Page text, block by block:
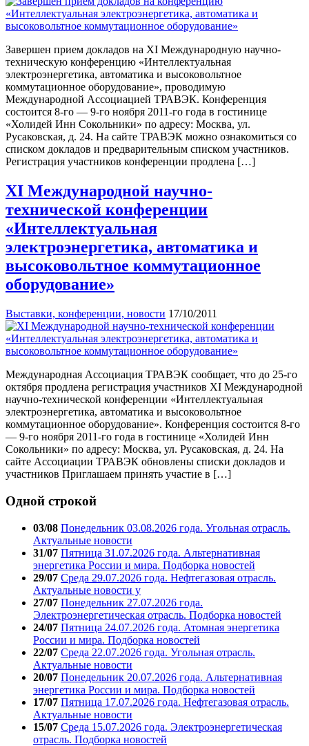
Завершен прием докладов на XI Международную научно-
техническую конференцию «Интеллектуальная
электроэнергетика, автоматика и высоковольтное
коммутационное оборудование», проводимую
Международной Ассоциацией ТРАВЭК. Конференция
состоится 8-го — 9-го ноября 2011-го года в гостинице
«Холидей Инн Сокольники» по адресу: Москва, ул.
Русаковская, д. 24. На сайте ТРАВЭК можно ознакомиться со
списком докладов и предварительным списком участников.
Регистрация участников конференции продлена […]
XI Международной научно-
технической конференции
«Интеллектуальная
электроэнергетика, автоматика и
высоковольтное коммутационное
оборудование»
Выставки, конференции, новости 17/10/2011
Международная Ассоциация ТРАВЭК сообщает, что до 25-го
октября продлена регистрация участников XI Международной
научно-технической конференции «Интеллектуальная
электроэнергетика, автоматика и высоковольтное
коммутационное оборудование». Конференция состоится 8-го
— 9-го ноября 2011-го года в гостинице «Холидей Инн
Сокольники» по адресу: Москва, ул. Русаковская, д. 24. На
сайте Ассоциации ТРАВЭК обновлены списки докладов и
участников Приглашаем принять участие в […]
Одной строкой
03/08 Понедельник 03.08.2026 года. Угольная отрасль.
Актуальные новости
31/07 Пятница 31.07.2026 года. Альтернативная
энергетика России и мира. Подборка новостей
29/07 Среда 29.07.2026 года. Нефтегазовая отрасль.
Актуальные новости у
27/07 Понедельник 27.07.2026 года.
Электроэнергетическая отрасль. Подборка новостей
24/07 Пятница 24.07.2026 года. Атомная энергетика
России и мира. Подборка новостей
22/07 Среда 22.07.2026 года. Угольная отрасль.
Актуальные новости
20/07 Понедельник 20.07.2026 года. Альтернативная
энергетика России и мира. Подборка новостей
17/07 Пятница 17.07.2026 года. Нефтегазовая отрасль.
Актуальные новости
15/07 Среда 15.07.2026 года. Электроэнергетическая
отрасль. Подборка новостей